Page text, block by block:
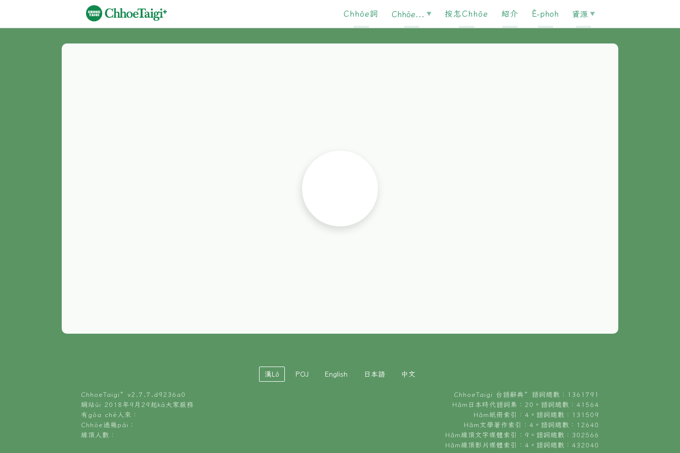
Chhōe詞 Chhōe... 按怎Chhōe 紹介 È-phoh 資源
漢Lô POJ English 日本語 中文
ChhoeTaigi⁺ v2.7.7.d9236a0
網站ùi 2018年9月29起kā大家服務
有gōa chē人來：
Chhōe過幾pái：
線頂人數：
ChhoeTaigi 台語辭典⁺ 語詞總數：1361791
Hâm日本時代語詞集：20。語詞總數：41564
Hâm紙冊索引：4。語詞總數：131509
Hâm文學著作索引：4。語詞總數：12640
Hâm線頂文字媒體索引：9。語詞總數：302566
Hâm線頂影片媒體索引：4。語詞總數：432040